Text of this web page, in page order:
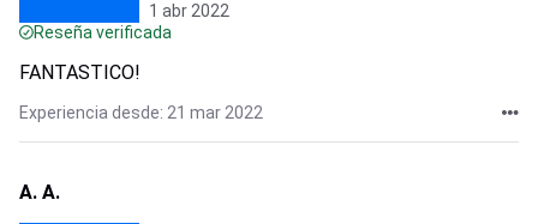
1 abr 2022
Reseña verificada
FANTASTICO!
Experiencia desde: 21 mar 2022
A. A.